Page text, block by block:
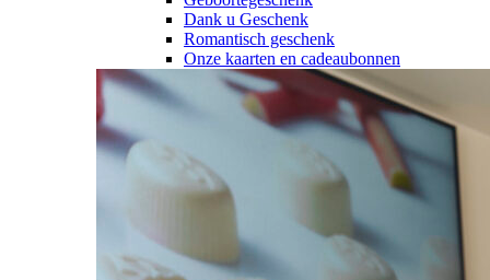
Dank u Geschenk
Romantisch geschenk
Onze kaarten en cadeaubonnen